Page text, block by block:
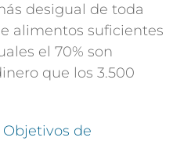
desigual de toda
alimentos suficientes
el 70% son
que los 3.500
Objetivos de